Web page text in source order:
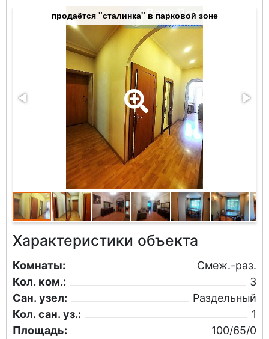
продаётся "сталинка" в парковой зоне
Характеристики объекта
Комнаты:
Смеж.-раз.
Кол. ком.:
3
Сан. узел:
Раздельный
Кол. сан. уз.:
1
Площадь:
100/65/0